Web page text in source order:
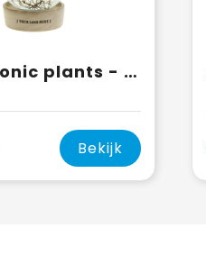
Hydroponic plants - Glass with LED light in giftbox
Bekijk